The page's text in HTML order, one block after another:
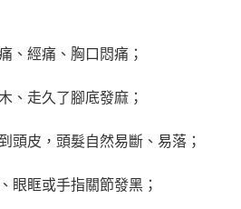
、經痛、胸口悶痛；
、走久了腳底發麻；
頭皮，頭髮自然易斷、易落；
眼眶或手指關節發黑；